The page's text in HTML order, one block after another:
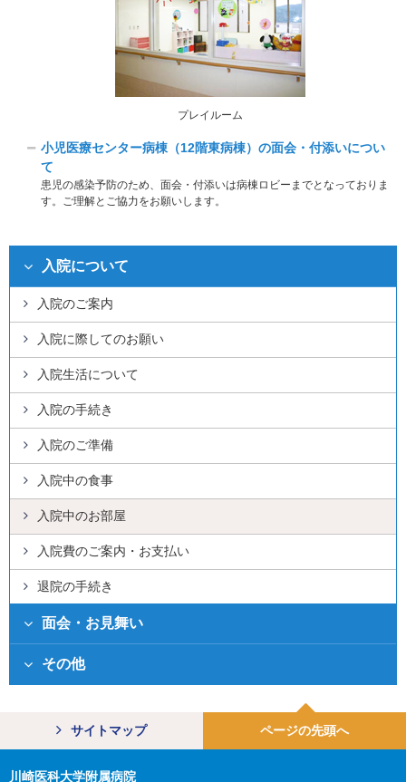
プレイルーム
小児医療センター病棟（12階東病棟）の面会・付添いについ
て
患児の感染予防のため、面会・付添いは病棟ロビーまでとなっておりま
す。ご理解とご協力をお願いします。
入院について
入院のご案内
入院に際してのお願い
入院生活について
入院の手続き
入院のご準備
入院中の食事
入院中のお部屋
入院費のご案内・お支払い
退院の手続き
面会・お見舞い
その他
サイトマップ ページの先頭へ
川崎医科大学附属病院